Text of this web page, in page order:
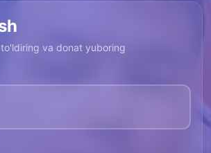
va donat yuboring